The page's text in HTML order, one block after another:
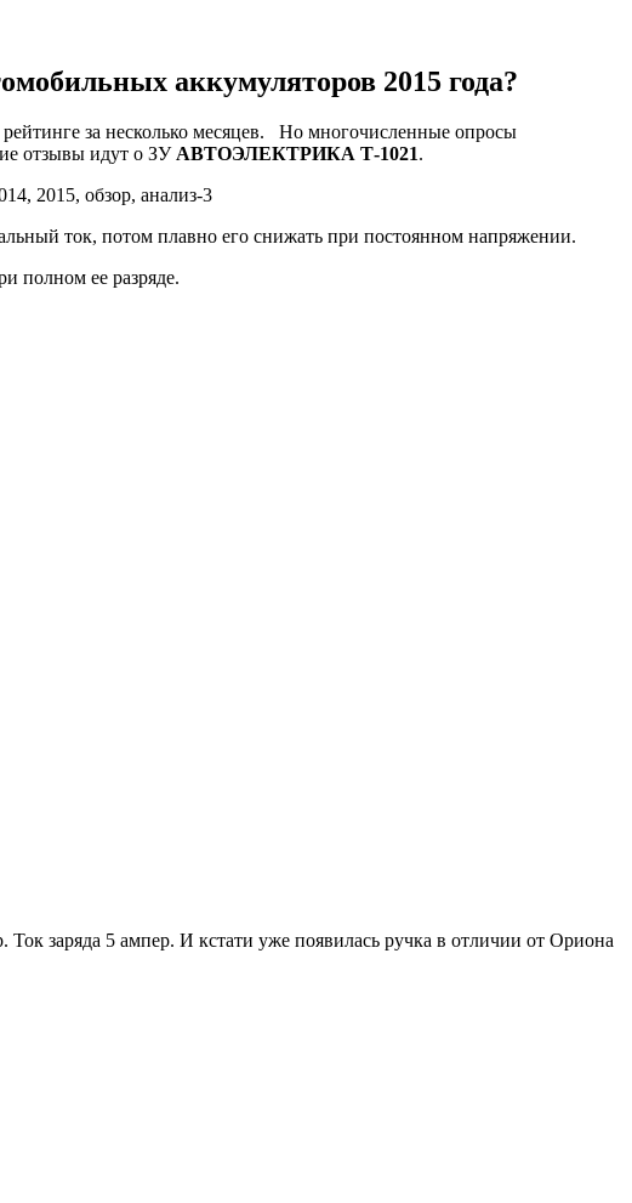
аккумуляторов 2015 года?
за несколько месяцев. Но многочисленные опросы
отзывы идут о ЗУАВТОЭЛЕКТРИКА Т-1021.
ток, потом плавно его снижать при постоянном напряжении.
полном ее разряде.
заряда 5 ампер. И кстати уже появилась ручка в отличии от Ориона